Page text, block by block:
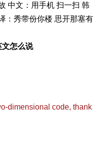
中文：用手机 扫一扫 韩
：秀带份你楼 思开那塞有
文怎么说
dimensional code, thank